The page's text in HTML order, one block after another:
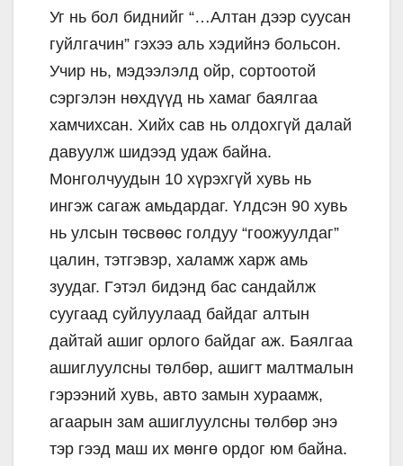
Уг нь бол биднийг “…Алтан дээр суусан
гуйлгачин” гэхээ аль хэдийнэ больсон.
Учир нь, мэдээлэлд ойр, сортоотой
сэргэлэн нөхдүүд нь хамаг баялгаа
хамчихсан. Хийх сав нь олдохгүй далай
давуулж шидээд удаж байна.
Монголчуудын 10 хүрэхгүй хувь нь
ингэж сагаж амьдардаг. Үлдсэн 90 хувь
нь улсын төсвөөс голдуу “гоожуулдаг”
цалин, тэтгэвэр, халамж харж амь
зуудаг. Гэтэл бидэнд бас сандайлж
суугаад суйлуулаад байдаг алтын
дайтай ашиг орлого байдаг аж. Баялгаа
ашиглуулсны төлбөр, ашигт малтмалын
гэрээний хувь, авто замын хураамж,
агаарын зам ашиглуулсны төлбөр энэ
тэр гээд маш их мөнгө ордог юм байна.